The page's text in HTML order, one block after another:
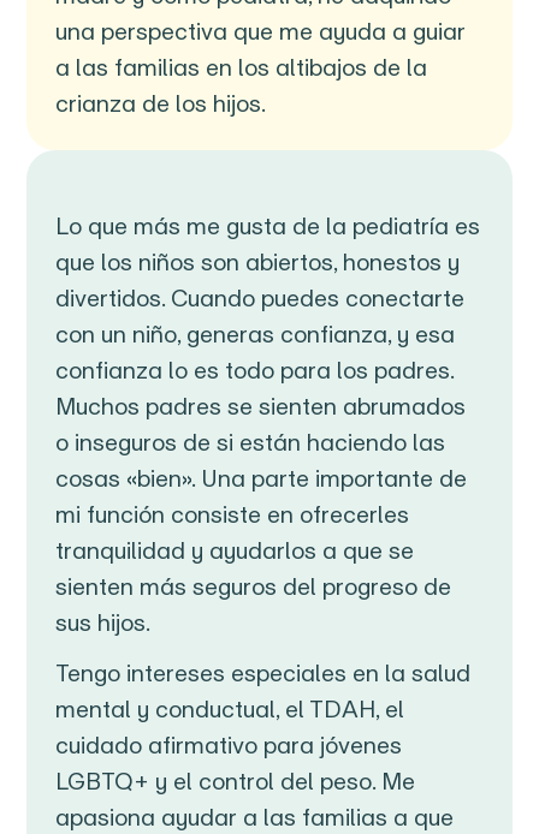
una perspectiva que me ayuda a guiar
a las familias en los altibajos de la
crianza de los hijos.
Lo que más me gusta de la pediatría es
que los niños son abiertos, honestos y
divertidos. Cuando puedes conectarte
con un niño, generas confianza, y esa
confianza lo es todo para los padres.
Muchos padres se sienten abrumados
o inseguros de si están haciendo las
cosas «bien». Una parte importante de
mi función consiste en ofrecerles
tranquilidad y ayudarlos a que se
sienten más seguros del progreso de
sus hijos.
Tengo intereses especiales en la salud
mental y conductual, el TDAH, el
cuidado afirmativo para jóvenes
LGBTQ+ y el control del peso. Me
apasiona ayudar a las familias a que